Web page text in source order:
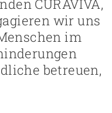
CURAVIVA,
wir uns
im
betreuen,